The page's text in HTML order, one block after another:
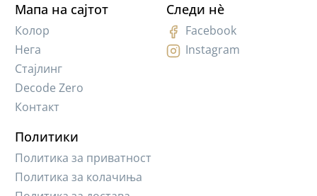
Мапа на сајтот
Колор
Нега
Стајлинг
Decode Zero
Контакт
Политики
Политика за приватност
Политика за колачиња
Следи нè
Facebook
Instagram